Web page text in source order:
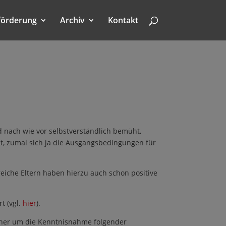
Archiv Kontakt
wie vor selbstverständlich bemüht,
zumal sich ja die Ausgangsbedingungen für
Eltern haben hierzu auch schon positive
(vgl. hier).
um die Kenntnisnahme folgender